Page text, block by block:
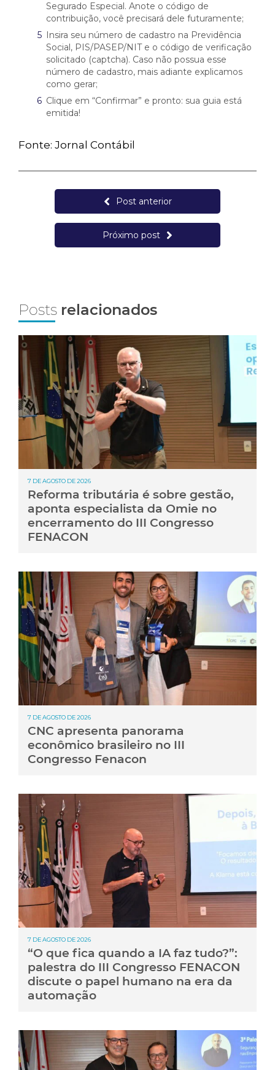
Segurado Especial. Anote o código de
contribuição, você precisará dele futuramente;
Insira seu número de cadastro na Previdência
Social, PIS/PASEP/NIT e o código de verificação
solicitado (captcha). Caso não possua esse
número de cadastro, mais adiante explicamos
como gerar;
Clique em “Confirmar” e pronto: sua guia está
emitida!
Fonte: Jornal Contábil
Post anterior
Próximo post
Posts relacionados
7 DE AGOSTO DE 2026
Reforma tributária é sobre gestão,
aponta especialista da Omie no
encerramento do III Congresso
FENACON
7 DE AGOSTO DE 2026
CNC apresenta panorama
econômico brasileiro no III
Congresso Fenacon
7 DE AGOSTO DE 2026
“O que fica quando a IA faz tudo?”:
palestra do III Congresso FENACON
discute o papel humano na era da
automação